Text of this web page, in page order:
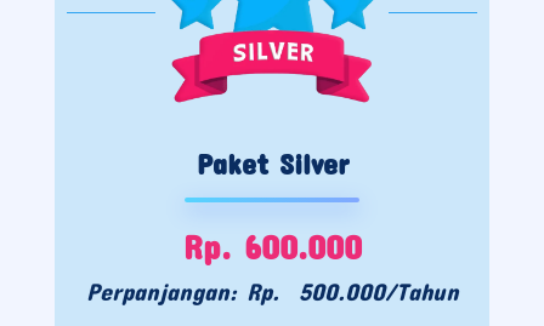
Paket Silver
Rp. 600.000
Perpanjangan: Rp. 500.000/Tahun